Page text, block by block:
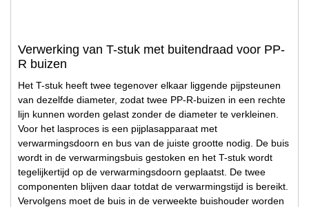
Verwerking van T-stuk met buitendraad voor PP-
R buizen
Het T-stuk heeft twee tegenover elkaar liggende pijpsteunen
van dezelfde diameter, zodat twee PP-R-buizen in een rechte
lijn kunnen worden gelast zonder de diameter te verkleinen.
Voor het lasproces is een pijplasapparaat met
verwarmingsdoorn en bus van de juiste grootte nodig. De buis
wordt in de verwarmingsbuis gestoken en het T-stuk wordt
tegelijkertijd op de verwarmingsdoorn geplaatst. De twee
componenten blijven daar totdat de verwarmingstijd is bereikt.
Vervolgens moet de buis in de verweekte buishouder worden